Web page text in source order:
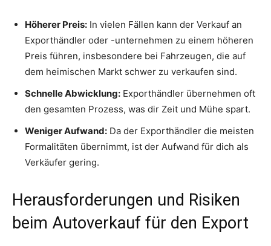
Höherer Preis: In vielen Fällen kann der Verkauf an
Exporthändler oder -unternehmen zu einem höheren
Preis führen, insbesondere bei Fahrzeugen, die auf
dem heimischen Markt schwer zu verkaufen sind.
Schnelle Abwicklung: Exporthändler übernehmen oft
den gesamten Prozess, was dir Zeit und Mühe spart.
Weniger Aufwand: Da der Exporthändler die meisten
Formalitäten übernimmt, ist der Aufwand für dich als
Verkäufer gering.
Herausforderungen und Risiken
beim Autoverkauf für den Export